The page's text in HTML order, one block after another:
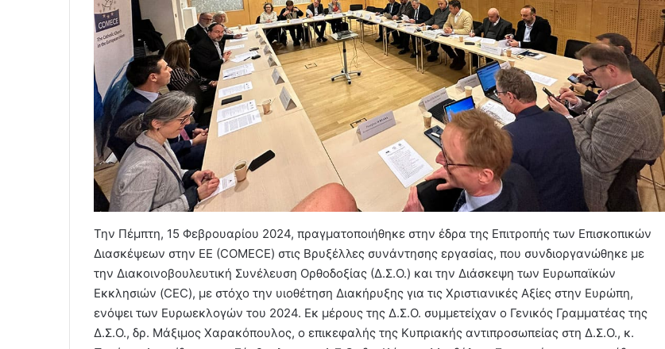
Την Πέμπτη, 15 Φεβρουαρίου 2024, πραγματοποιήθηκε στην έδρα της Επιτροπής των Επισκοπικών
Διασκέψεων στην ΕΕ (COMECE) στις Βρυξέλλες συνάντησης εργασίας, που συνδιοργανώθηκε με
την Διακοινοβουλευτική Συνέλευση Ορθοδοξίας (Δ.Σ.Ο.) και την Διάσκεψη των Ευρωπαϊκών
Εκκλησιών (CEC), με στόχο την υιοθέτηση Διακήρυξης για τις Χριστιανικές Αξίες στην Ευρώπη,
ενόψει των Ευρωεκλογών του 2024. Εκ μέρους της Δ.Σ.Ο. συμμετείχαν ο Γενικός Γραμματέας της
Δ.Σ.Ο., δρ. Μάξιμος Χαρακόπουλος, ο επικεφαλής της Κυπριακής αντιπροσωπείας στη Δ.Σ.Ο., κ.